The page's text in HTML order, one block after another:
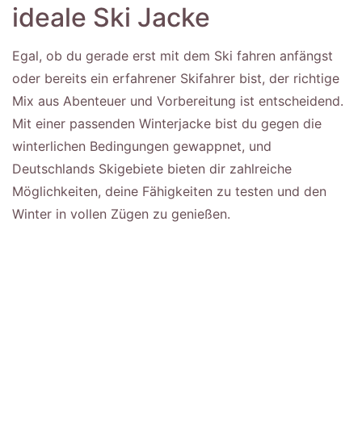
ideale Ski Jacke
Egal, ob du gerade erst mit dem Ski fahren anfängst
oder bereits ein erfahrener Skifahrer bist, der richtige
Mix aus Abenteuer und Vorbereitung ist entscheidend.
Mit einer passenden Winterjacke bist du gegen die
winterlichen Bedingungen gewappnet, und
Deutschlands Skigebiete bieten dir zahlreiche
Möglichkeiten, deine Fähigkeiten zu testen und den
Winter in vollen Zügen zu genießen.